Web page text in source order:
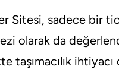
Sitesi, sadece bir
olarak da
taşımacılık